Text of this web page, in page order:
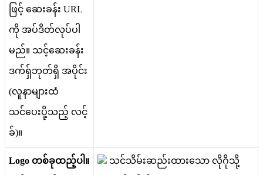
ဖင ဆခန URL
က အပဒတလပပ
မည။ သငဆခန
ဒကရဘတရ အပင
(လနမထ
သငပပသည လင
ခ)။
Logo တစခထညပ ။ သငသမဆညထသ လဂသ